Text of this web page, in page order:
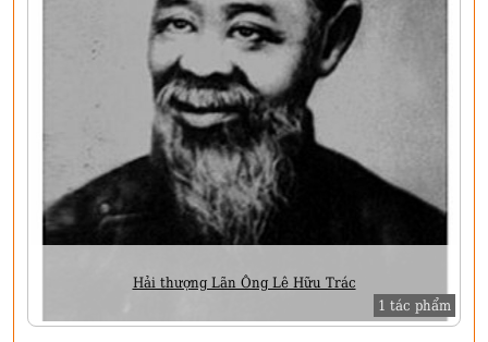
Hải thượng Lãn Ông Lê Hữu Trác
1 tác phẩm